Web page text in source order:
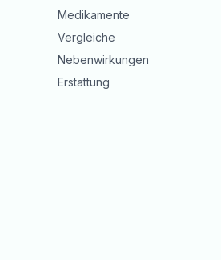
Medikamente
Vergleiche
Nebenwirkungen
Erstattung